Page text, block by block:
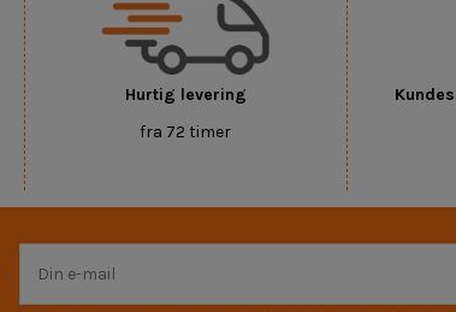
Hurtig levering
fra 72 timer